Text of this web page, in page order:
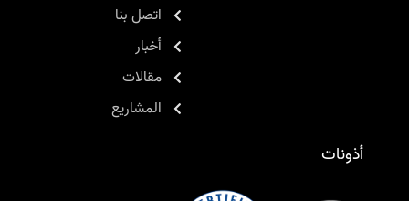
اتصل بنا
أخبار
مقالات
المشاريع
أذونات